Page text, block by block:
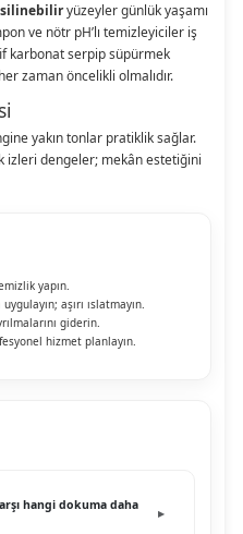
yüzeyler günlük yaşamı
ve nötr pH’lı temizleyiciler iş
karbonat serpip süpürmek
zaman öncelikli olmalıdır.
yakın tonlar pratiklik sağlar.
izleri dengeler; mekân estetiğini
yapın.
uygulayın; aşırı ıslatmayın.
giderin.
hizmet planlayın.
hangi dokuma daha